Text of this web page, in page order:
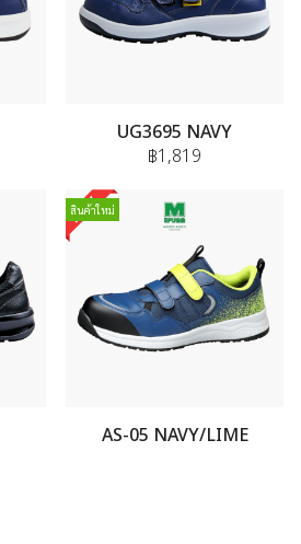
UG3695 NAVY
฿1,819
สินค้าใหม่
AS-05 NAVY/LIME